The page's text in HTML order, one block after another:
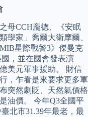
母CCH龐德、《安眠
學家」喬爾大衛摩爾、
星際戰警3》傑曼克
，並在國會發表演
美元軍事援助。 財信
，乍看是來要求更多軍
突然劇貶、天然氣價格
油價。 今年Q3全國平
北市31.39年最老，最